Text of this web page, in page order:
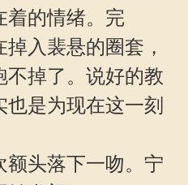
着的情绪。完
入裴悬的圈套，
不掉了。说好的教
是为现在这一刻
头落下一吻。宁